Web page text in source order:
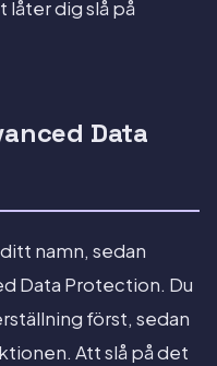
låter dig slå på
Data
namn, sedan
Data Protection. Du
först, sedan
Att slå på det